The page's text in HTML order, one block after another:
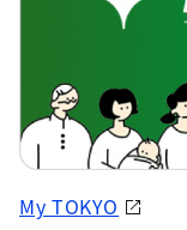
My TOKYO